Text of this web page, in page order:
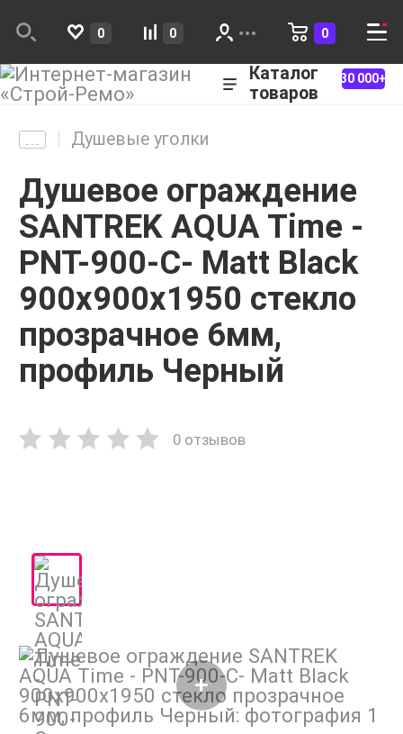
0 0 0
Каталог
товаров
30 000+
Душевые уголки
Душевое ограждение
SANTREK AQUA Time -
PNT-900-C- Matt Black
900х900х1950 стекло
прозрачное 6мм,
профиль Черный
0 отзывов